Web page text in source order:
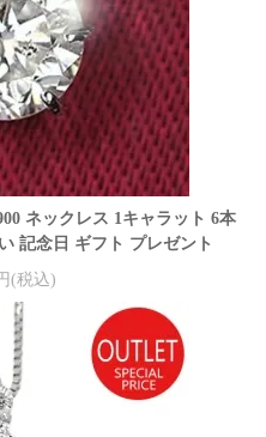
ネックレス 1キャラット 6本
記念日 ギフト プレゼント
(税込)